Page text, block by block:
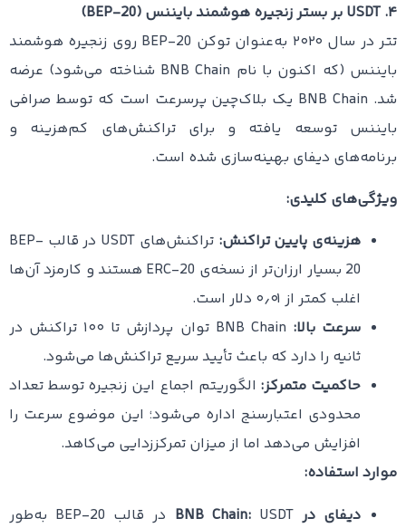
۴. USDT بر بستر زنجیره هوشمند بایننس (BEP-20)
تتر در سال ۲۰۲۰ به‌عنوان توکن BEP-20 روی زنجیره هوشمند
بایننس (که اکنون با نام BNB Chain شناخته می‌شود) عرضه
شد. BNB Chain یک بلاک‌چین پرسرعت است که توسط صرافی
بایننس توسعه یافته و برای تراکنش‌های کم‌هزینه و
برنامه‌های دیفای بهینه‌سازی شده است.
ویژگی‌های کلیدی:
هزینه‌ی پایین تراکنش:
تراکنش‌های USDT در قالب BEP-
20 بسیار ارزان‌تر از نسخه‌ی ERC-20 هستند و کارمزد آن‌ها
اغلب کمتر از ۰٫۰۱ دلار است.
سرعت بالا:
BNB Chain توان پردازش تا ۱۰۰ تراکنش در
ثانیه را دارد که باعث تأیید سریع تراکنش‌ها می‌شود.
حاکمیت متمرکز: الگوریتم اجماع این زنجیره توسط تعداد
محدودی اعتبارسنج اداره می‌شود؛ این موضوع سرعت را
افزایش می‌دهد اما از میزان تمرکززدایی می‌کاهد.
موارد استفاده:
دیفای در BNB Chain:
USDT در قالب BEP-20 به‌طور